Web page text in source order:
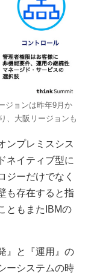
ジョンは昨年9月か
、大阪リージョンも
ンプレミスシス
ネイティブ型に
ジーだけでなく
も存在すると指
ともまたIBMの
』と『運用』の
ーシステムの時